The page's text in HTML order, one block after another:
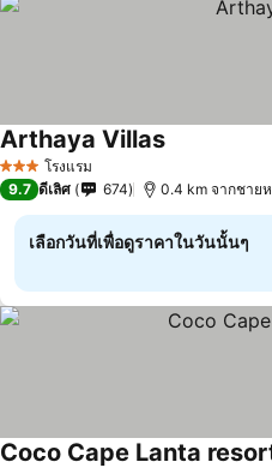
3 ดาว โรงแรม
Arthaya Villas
9.7 ดีเลิศ 674 0.4 km จากชาย
เลือกวันที่เพื่อดูราคาในวันนั้นๆ
Coco Cape Lanta